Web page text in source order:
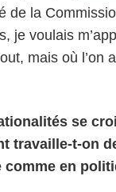
de la
je voulais
mais où l’on
se
travaille-t-on
en